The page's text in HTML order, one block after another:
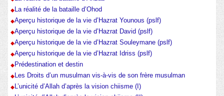
La réalité de la bataille d’Ohod
Aperçu historique de la vie d’Hazrat Younous (pslf)
Aperçu historique de la vie d’Hazrat David (pslf)
Aperçu historique de la vie d’Hazrat Souleymane (pslf)
Aperçu historique de la vie d’Hazrat Idriss (pslf)
Prédestination et destin
Les Droits d’un musulman vis-à-vis de son frère musulman
L’unicité d’Allah d’après la vision chiisme (I)